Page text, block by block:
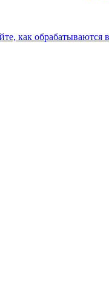
как